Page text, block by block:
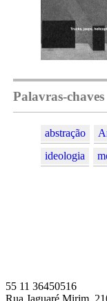
Palavras-chaves
abstração
ideologia
55 11 36450516